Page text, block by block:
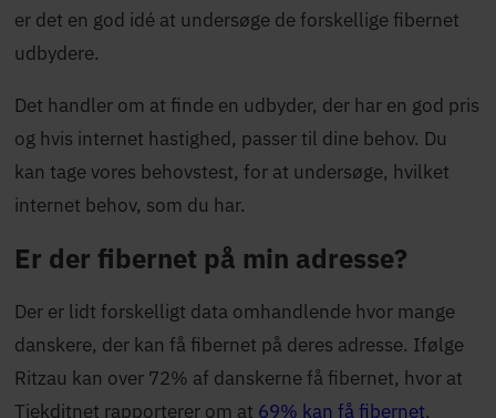
er det en god idé at undersøge de forskellige fibernet
udbydere.
Det handler om at finde en udbyder, der har en god pris
og hvis internet hastighed, passer til dine behov. Du
kan tage vores behovstest, for at undersøge, hvilket
internet behov, som du har.
Er der fibernet på min adresse?
Der er lidt forskelligt data omhandlende hvor mange
danskere, der kan få fibernet på deres adresse. Ifølge
Ritzau kan over 72% af danskerne få fibernet, hvor at
Tjekditnet rapporterer om at 69% kan få fibernet.